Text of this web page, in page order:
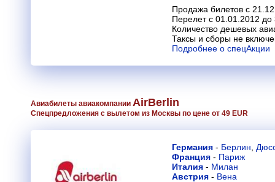
Продажа билетов с
Перелет с 01.01.2012 до
Количество дешевых
Таксы и сборы не
Подробнее о спецАкции
Авиабилеты авиакомпании AirBerlin
Спецпредложения с вылетом из Москвы по цене от 49 EUR
Германия - Берлин
Франция - Париж
Италия - Милан
Австрия - Вена